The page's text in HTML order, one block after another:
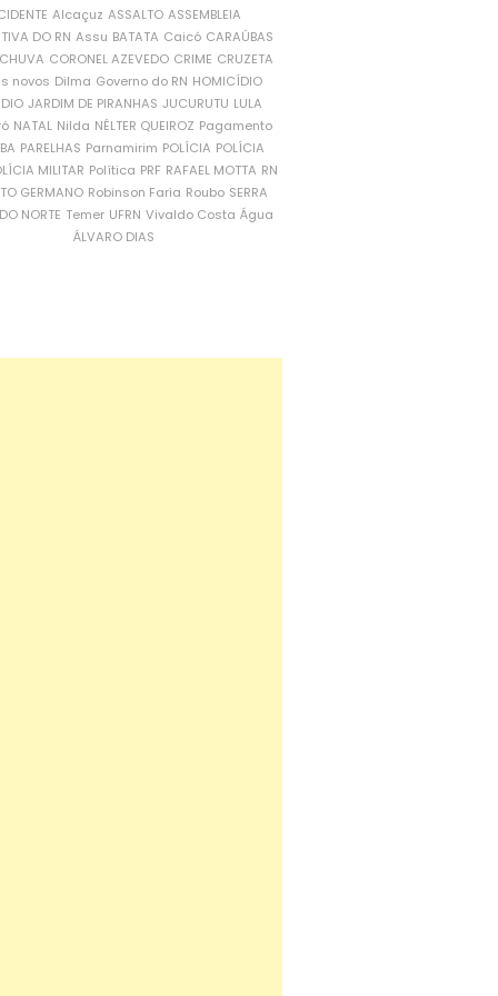
Alcaçuz ASSALTO ASSEMBLEIA
DO RN Assu BATATA Caicó CARAÚBAS
CORONEL AZEVEDO CRIME CRUZETA
novos Dilma Governo do RN HOMICÍDIO
JARDIM DE PIRANHAS JUCURUTU LULA
NATAL Nilda NÉLTER QUEIROZ Pagamento
PARELHAS Parnamirim POLÍCIA POLÍCIA
MILITAR Política PRF RAFAEL MOTTA RN
GERMANO Robinson Faria Roubo SERRA
NORTE Temer UFRN Vivaldo Costa Água
ÁLVARO DIAS